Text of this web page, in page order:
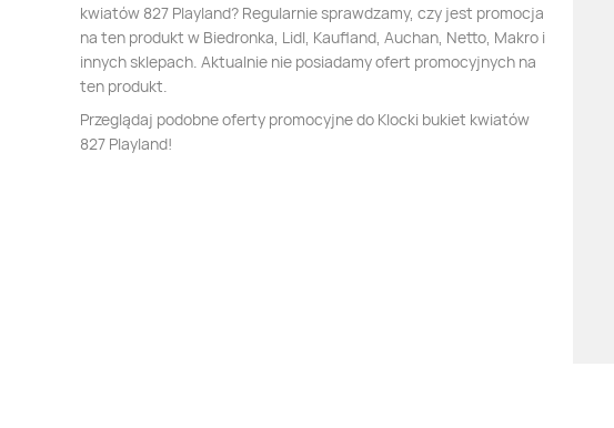
kwiatów 827 Playland? Regularnie sprawdzamy, czy jest promocja
na ten produkt w Biedronka, Lidl, Kaufland, Auchan, Netto, Makro i
innych sklepach. Aktualnie nie posiadamy ofert promocyjnych na
ten produkt.
Przeglądaj podobne oferty promocyjne do Klocki bukiet kwiatów
827 Playland!